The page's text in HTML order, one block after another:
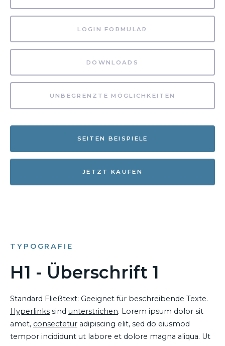
LOGIN FORMULAR
DOWNLOADS
UNBEGRENZTE MÖGLICHKEITEN
SEITEN BEISPIELE
JETZT KAUFEN
TYPOGRAFIE
H1 - Überschrift 1
Standard Fließtext: Geeignet für beschreibende Texte.
Hyperlinks sind unterstrichen. Lorem ipsum dolor sit
amet, consectetur adipiscing elit, sed do eiusmod
tempor incididunt ut labore et dolore magna aliqua. Ut